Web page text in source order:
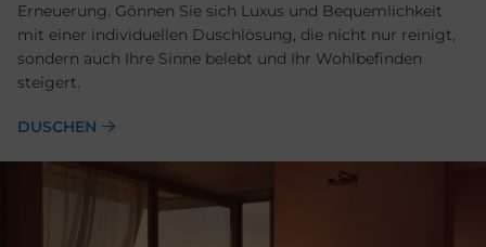
Erneuerung. Gönnen Sie sich Luxus und Bequemlichkeit
mit einer individuellen Duschlösung, die nicht nur reinigt,
sondern auch Ihre Sinne belebt und Ihr Wohlbefinden
steigert.
DUSCHEN